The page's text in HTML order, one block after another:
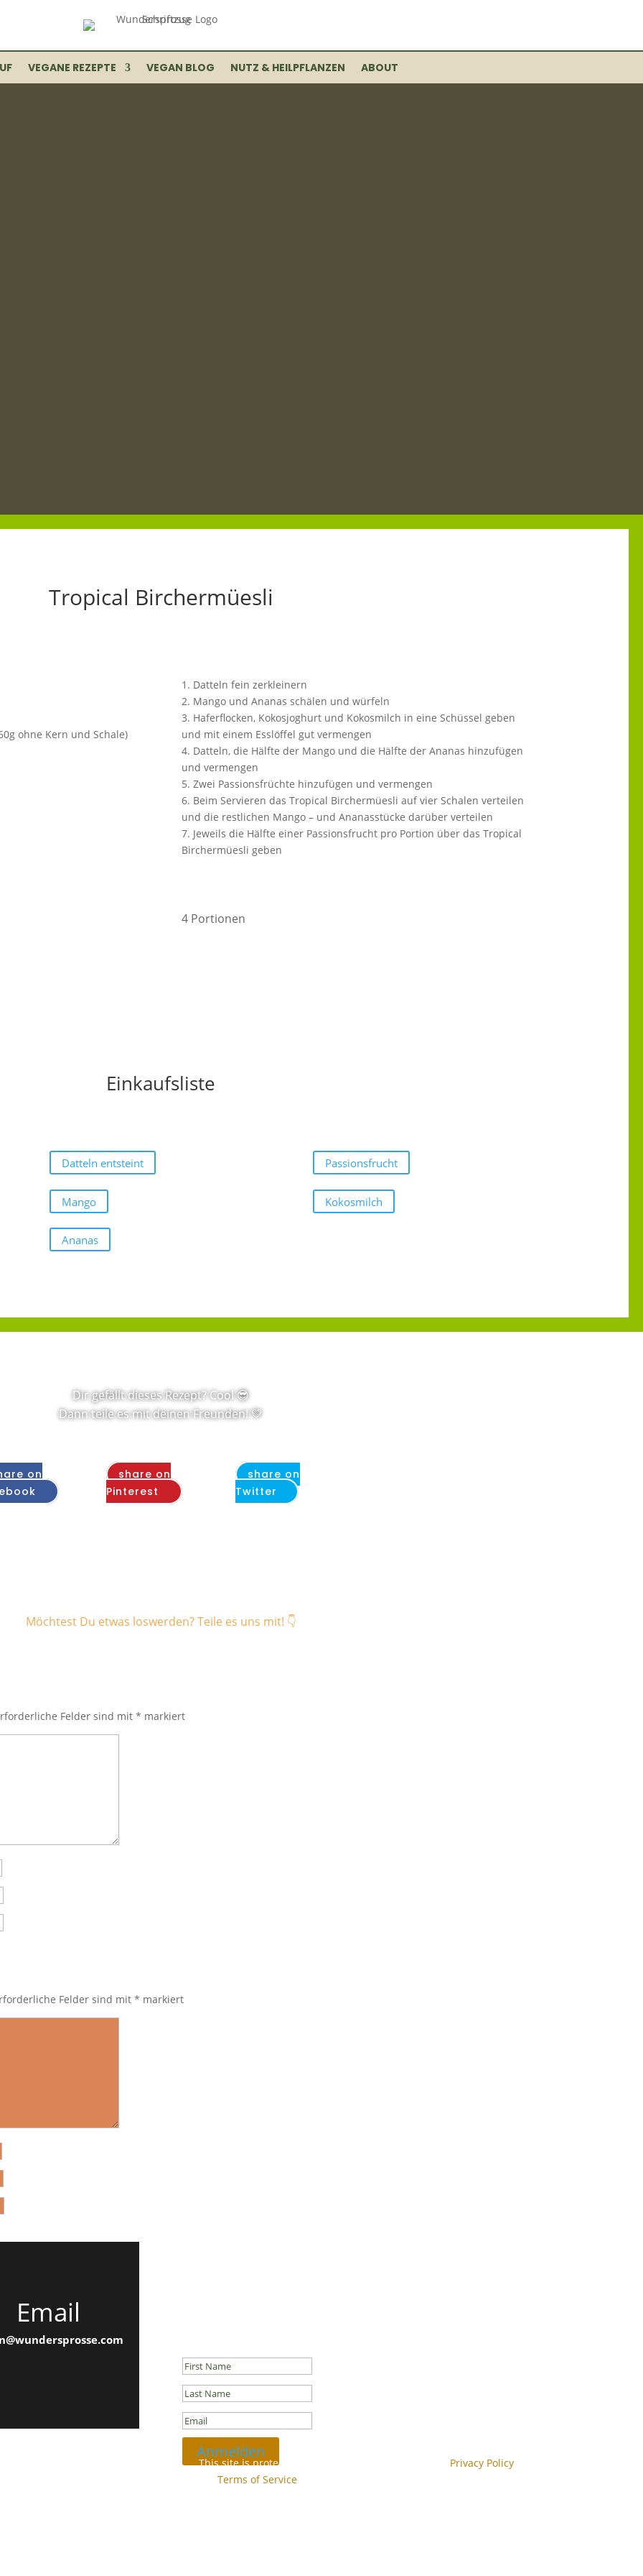
VEGANE REZEPTE VEGAN BLOG NUTZ & HEILPFLANZEN ABOUT
Tropical Birchermüesli
ohne Kern und Schale)
1. Datteln fein zerkleinern
2. Mango und Ananas schälen und würfeln
3. Haferflocken, Kokosjoghurt und Kokosmilch in eine Schüssel geben
und mit einem Esslöffel gut vermengen
4. Datteln, die Hälfte der Mango und die Hälfte der Ananas hinzufügen
und vermengen
5. Zwei Passionsfrüchte hinzufügen und vermengen
6. Beim Servieren das Tropical Birchermüesli auf vier Schalen verteilen
und die restlichen Mango – und Ananasstücke darüber verteilen
7. Jeweils die Hälfte einer Passionsfrucht pro Portion über das Tropical
Birchermüesli geben
4 Portionen
Einkaufsliste
Datteln entsteint
Mango
Ananas
Passionsfrucht
Kokosmilch
Dir gefällt dieses Rezept? Cool 😎
Dann teile es mit deinen Freunden! 💚
on
share on
Pinterest
share on
Twitter
Möchtest Du etwas loswerden? Teile es uns mit! 👇
Felder sind mit* markiert
Felder sind mit * markiert
Email
Anmelden
This site is protected by reCAPTCHA and the Google Privacy Policy
Terms of Serviceapply.